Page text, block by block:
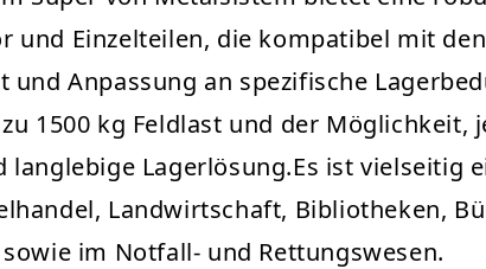
und Einzelteilen, die kompatibel mit
Anpassung an spezifische
1500 kg Feldlast und der Möglichkeit,
langlebige Lagerlösung.Es ist vielseitig
Landwirtschaft, Bibliotheken,
im Notfall- und Rettungswesen.